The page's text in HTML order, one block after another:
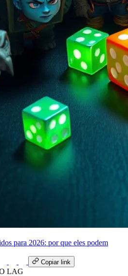
para 2026: por que eles podem
Copiar link
LAG